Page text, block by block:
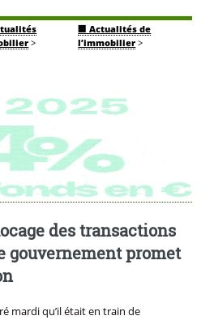
>
🏢 Actualités de
l’immobilier >
des transactions
gouvernement promet
mardi qu’il était en train de